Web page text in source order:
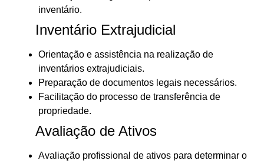
inventário.
Inventário Extrajudicial
Orientação e assistência na realização de
inventários extrajudiciais.
Preparação de documentos legais necessários.
Facilitação do processo de transferência de
propriedade.
Avaliação de Ativos
Avaliação profissional de ativos para determinar o